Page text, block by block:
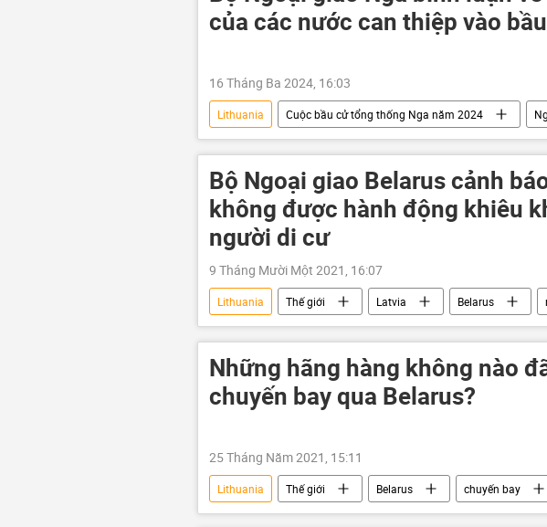
của các nước can thiệp vào
16 Tháng Ba 2024, 16:03
Lithuania Cuộc bầu cử tổng thống Nga năm 2024
Maria Zakharova
Estonia Latvia Thế
Vùng Baltic
các nước Baltic
Bộ Ngoại giao Belarus cảnh
không được hành động khiêu
người di cư
9 Tháng Mười Một 2021, 16:07
Lithuania Thế giới Latvia Belarus
Những hãng hàng không nào
chuyến bay qua Belarus?
25 Tháng Năm 2021, 15:11
Lithuania Thế giới Belarus chuyến bay
Ukraina
Liên minh châu Âu Sự cố với máy bay